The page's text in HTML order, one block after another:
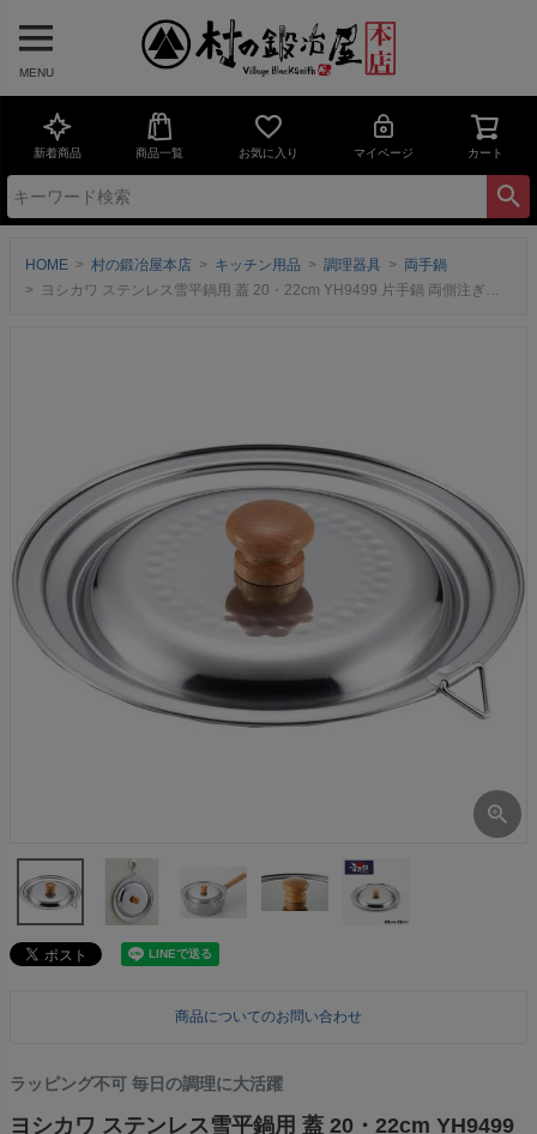
MENU
新着商品 商品一覧 お気に入り マイページ カート
HOME 村の鍛冶屋本店 キッチン用品 調理器具
両手鍋
ヨシカワ ステンレス雪平鍋用 蓋 20・22cm YH9499 片手鍋 両側注ぎ口安心安全 日本製 燕三条
商品についてのお問い合わせ
ラッピング不可 毎日の調理に大活躍
ヨシカワ ステンレス雪平鍋用 蓋 20・22cm YH9499